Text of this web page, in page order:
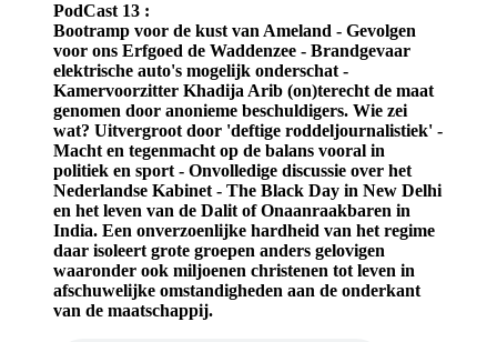
PodCast 13 :
Bootramp voor de kust van Ameland - Gevolgen
voor ons Erfgoed de Waddenzee - Brandgevaar
elektrische auto's mogelijk onderschat -
Kamervoorzitter Khadija Arib (on)terecht de maat
genomen door anonieme beschuldigers. Wie zei
wat? Uitvergroot door 'deftige roddeljournalistiek' -
Macht en tegenmacht op de balans vooral in
politiek en sport - Onvolledige discussie over het
Nederlandse Kabinet - The Black Day in New Delhi
en het leven van de Dalit of Onaanraakbaren in
India. Een onverzoenlijke hardheid van het regime
daar isoleert grote groepen anders gelovigen
waaronder ook miljoenen christenen tot leven in
afschuwelijke omstandigheden aan de onderkant
van de maatschappij.